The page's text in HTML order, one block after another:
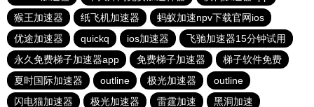
猴王加速器
纸飞机加速器
蚂蚁加速npv下载官网ios
优途加速器
quickq ios加速器
飞驰加速器15分钟试用
永久免费梯子加速器app
免费梯子加速器
梯子软件免费
夏时国际加速器
outline 极光加速器
outline
闪电猫加速器
极光加速器 雷霆加速 黑洞加速